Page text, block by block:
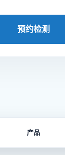
预约检测
产品